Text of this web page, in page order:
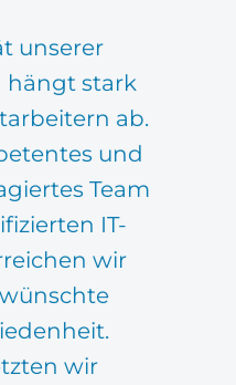
unserer
hängt stark
ab.
und
Team
IT-
wir
wir